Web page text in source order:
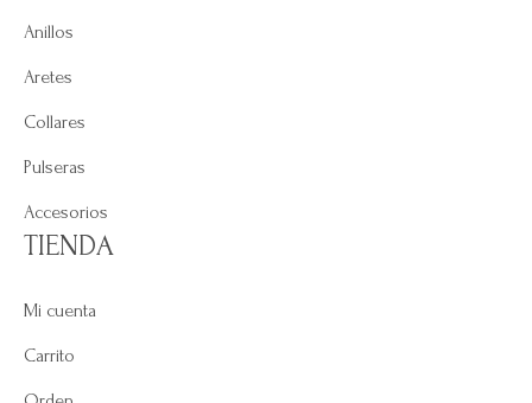
Anillos
Aretes
Collares
Pulseras
Accesorios
TIENDA
Mi cuenta
Carrito